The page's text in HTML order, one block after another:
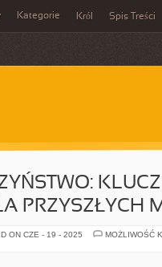
Kategorie Król Spis Treści
PRZYSZŁYCH
ON CZE - 19 - 2025
MOŻLIWOŚĆ